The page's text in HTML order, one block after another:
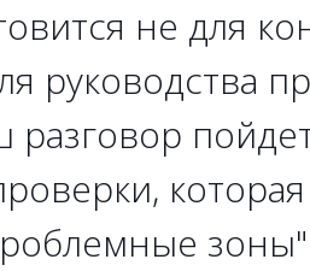
не для
руководства
разговор